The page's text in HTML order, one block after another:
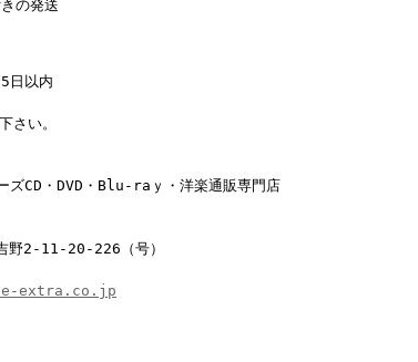
の発送
日以内
さい。
CD・DVD・Blu-raｙ・洋楽通販専門店
野2-11-20-226（号）
extra.co.jp